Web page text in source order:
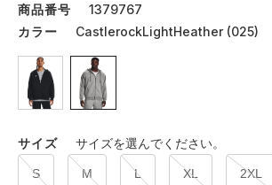
商品番号
1379767
カラー
CastlerockLightHeather (025)
サイズ サイズを選んでください。
S M L XL 2XL